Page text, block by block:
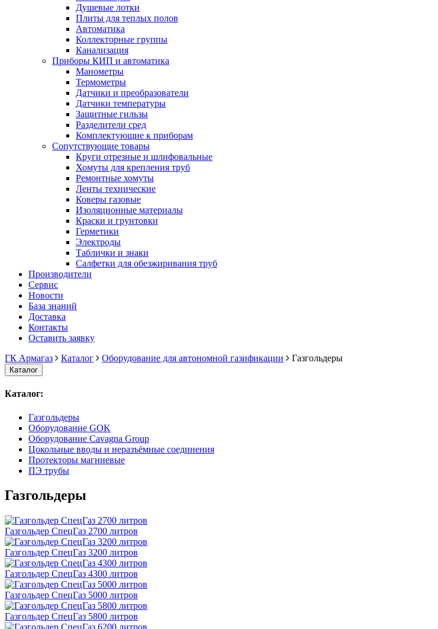
Душевые лотки
Плиты для теплых полов
Автоматика
Коллекторные группы
Канализация
Приборы КИП и автоматика
Манометры
Термометры
Датчики и преобразователи
Датчики температуры
Защитные гильзы
Разделители сред
Комплектующие к приборам
Сопутствующие товары
Круги отрезные и шлифовальные
Хомуты для крепления труб
Ремонтные хомуты
Ленты технические
Коверы газовые
Изоляционные материалы
Краски и грунтовки
Герметики
Электроды
Таблички и знаки
Салфетки для обезжиривания труб
Производители
Сервис
Новости
База знаний
Доставка
Контакты
Оставить заявку
ГК Армагаз
Каталог Оборудование для автономной газификации Газгольдеры
Каталог
Каталог:
Газгольдеры
Оборудование GOK
Оборудование Cavagna Group
Цокольные вводы и неразъёмные соединения
Протекторы магниевые
ПЭ трубы
Газгольдеры
Газгольдер СпецГаз 2700 литров
Газгольдер СпецГаз 3200 литров
Газгольдер СпецГаз 4300 литров
Газгольдер СпецГаз 5000 литров
Газгольдер СпецГаз 5800 литров